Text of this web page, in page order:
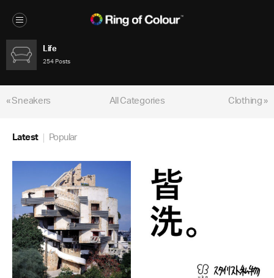
Life
254 Posts
« Sneakers Clothing »
All Categories
Latest Popular